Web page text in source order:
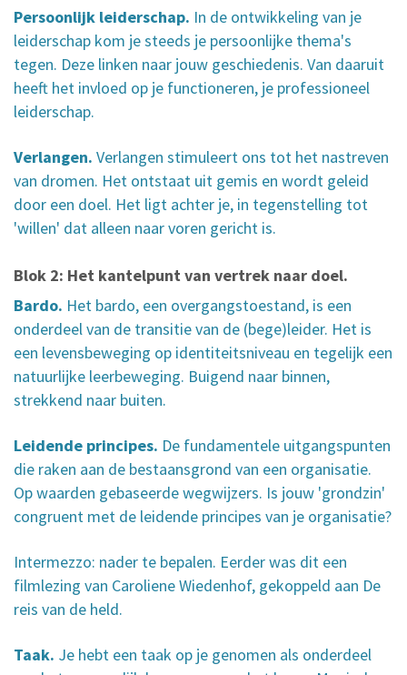
Persoonlijk leiderschap. In de ontwikkeling van je
leiderschap kom je steeds je persoonlijke thema's
tegen. Deze linken naar jouw geschiedenis. Van daaruit
heeft het invloed op je functioneren, je professioneel
leiderschap.
Verlangen. Verlangen stimuleert ons tot het nastreven
van dromen. Het ontstaat uit gemis en wordt geleid
door een doel. Het ligt achter je, in tegenstelling tot
'willen' dat alleen naar voren gericht is.
Blok 2: Het kantelpunt van vertrek naar doel.
Bardo. Het bardo, een overgangstoestand, is een
onderdeel van de transitie van de (bege)leider. Het is
een levensbeweging op identiteitsniveau en tegelijk een
natuurlijke leerbeweging. Buigend naar binnen,
strekkend naar buiten.
Leidende principes. De fundamentele uitgangspunten
die raken aan de bestaansgrond van een organisatie.
Op waarden gebaseerde wegwijzers. Is jouw 'grondzin'
congruent met de leidende principes van je organisatie?
Intermezzo: nader te bepalen. Eerder was dit een
filmlezing van Caroliene Wiedenhof, gekoppeld aan De
reis van de held.
Taak. Je hebt een taak op je genomen als onderdeel